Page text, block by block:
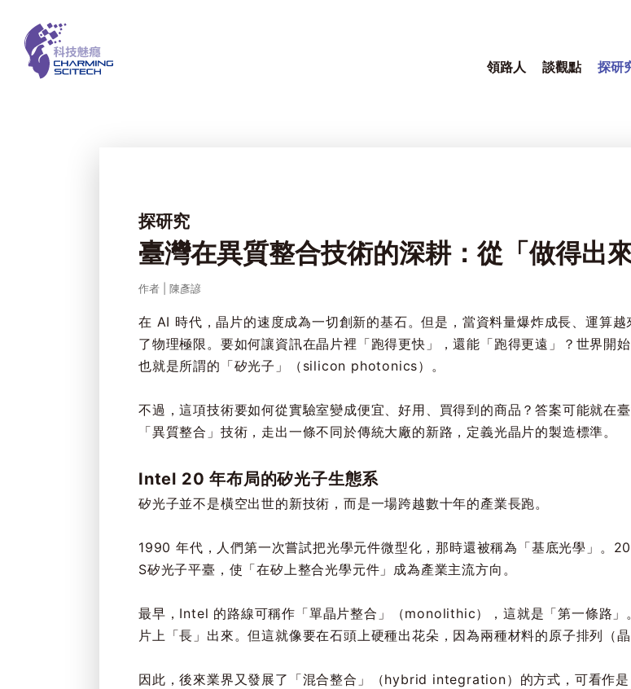
領路人 談觀點 探研
探研究
臺灣在異質整合技術的深耕：從「做得出
作者 陳彥諺
在 AI 時代，晶片的速度成為一切創新的基石。但是，當資料量爆炸成長、運算
了物理極限。要如何讓資訊在晶片裡「跑得更快」，還能「跑得更遠」？世界開
也就是所謂的「矽光子」（silicon photonics）。
不過，這項技術要如何從實驗室變成便宜、好用、買得到的商品？答案可能就在
「異質整合」技術，走出一條不同於傳統大廠的新路，定義光晶片的製造標準。
Intel 20 年布局的矽光子生態系
矽光子並不是橫空出世的新技術，而是一場跨越數十年的產業長跑。
1990 年代，人們第一次嘗試把光學元件微型化，那時還被稱為「基底光學」。
S矽光子平臺，使「在矽上整合光學元件」成為產業主流方向。
最早，Intel 的路線可稱作「單晶片整合」（monolithic），這就是「第一條路」
片上「長」出來。但這就像要在石頭上硬種出花朵，因為兩種材料的原子排列（
因此，後來業界又發展了「混合整合」（hybrid integration）的方式，可看作